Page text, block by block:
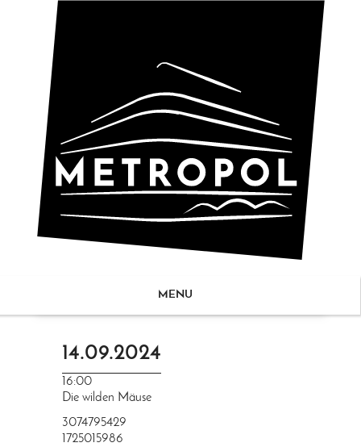
MENU
14.09.2024
16:00
Die wilden Mäuse
3074795429
1725015986